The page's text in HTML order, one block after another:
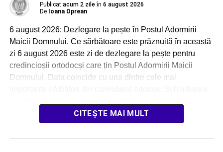
Publicat acum 2 zile în 6 august 2026
De Ioana Oprean
6 august 2026: Dezlegare la pește în Postul Adormirii
Maicii Domnului. Ce sărbătoare este prăznuită în această
zi 6 august 2026 este zi de dezlegare la pește pentru
credincioșii ortodocși care țin Postul Adormirii Maicii
Domnului. Data coincide cu una dintre cele mai
CITEȘTE MAI MULT